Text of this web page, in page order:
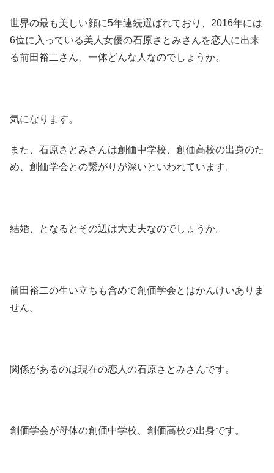
世界の最も美しい顔に5年連続選ばれており、2016年には
6位に入っている美人女優の石原さとみさんを恋人に出来
る前田裕二さん、一体どんな人なのでしょうか。
気になります。
また、石原さとみさんは創価中学校、創価高校の出身のた
め、創価学会との繋がりが深いといわれています。
結婚、となるとその辺は大丈夫なのでしょうか。
前田裕二の生い立ちも含めて創価学会とはかんけいありま
せん。
関係があるのは現在の恋人の石原さとみさんです。
創価学会が母体の創価中学校、創価高校の出身です。